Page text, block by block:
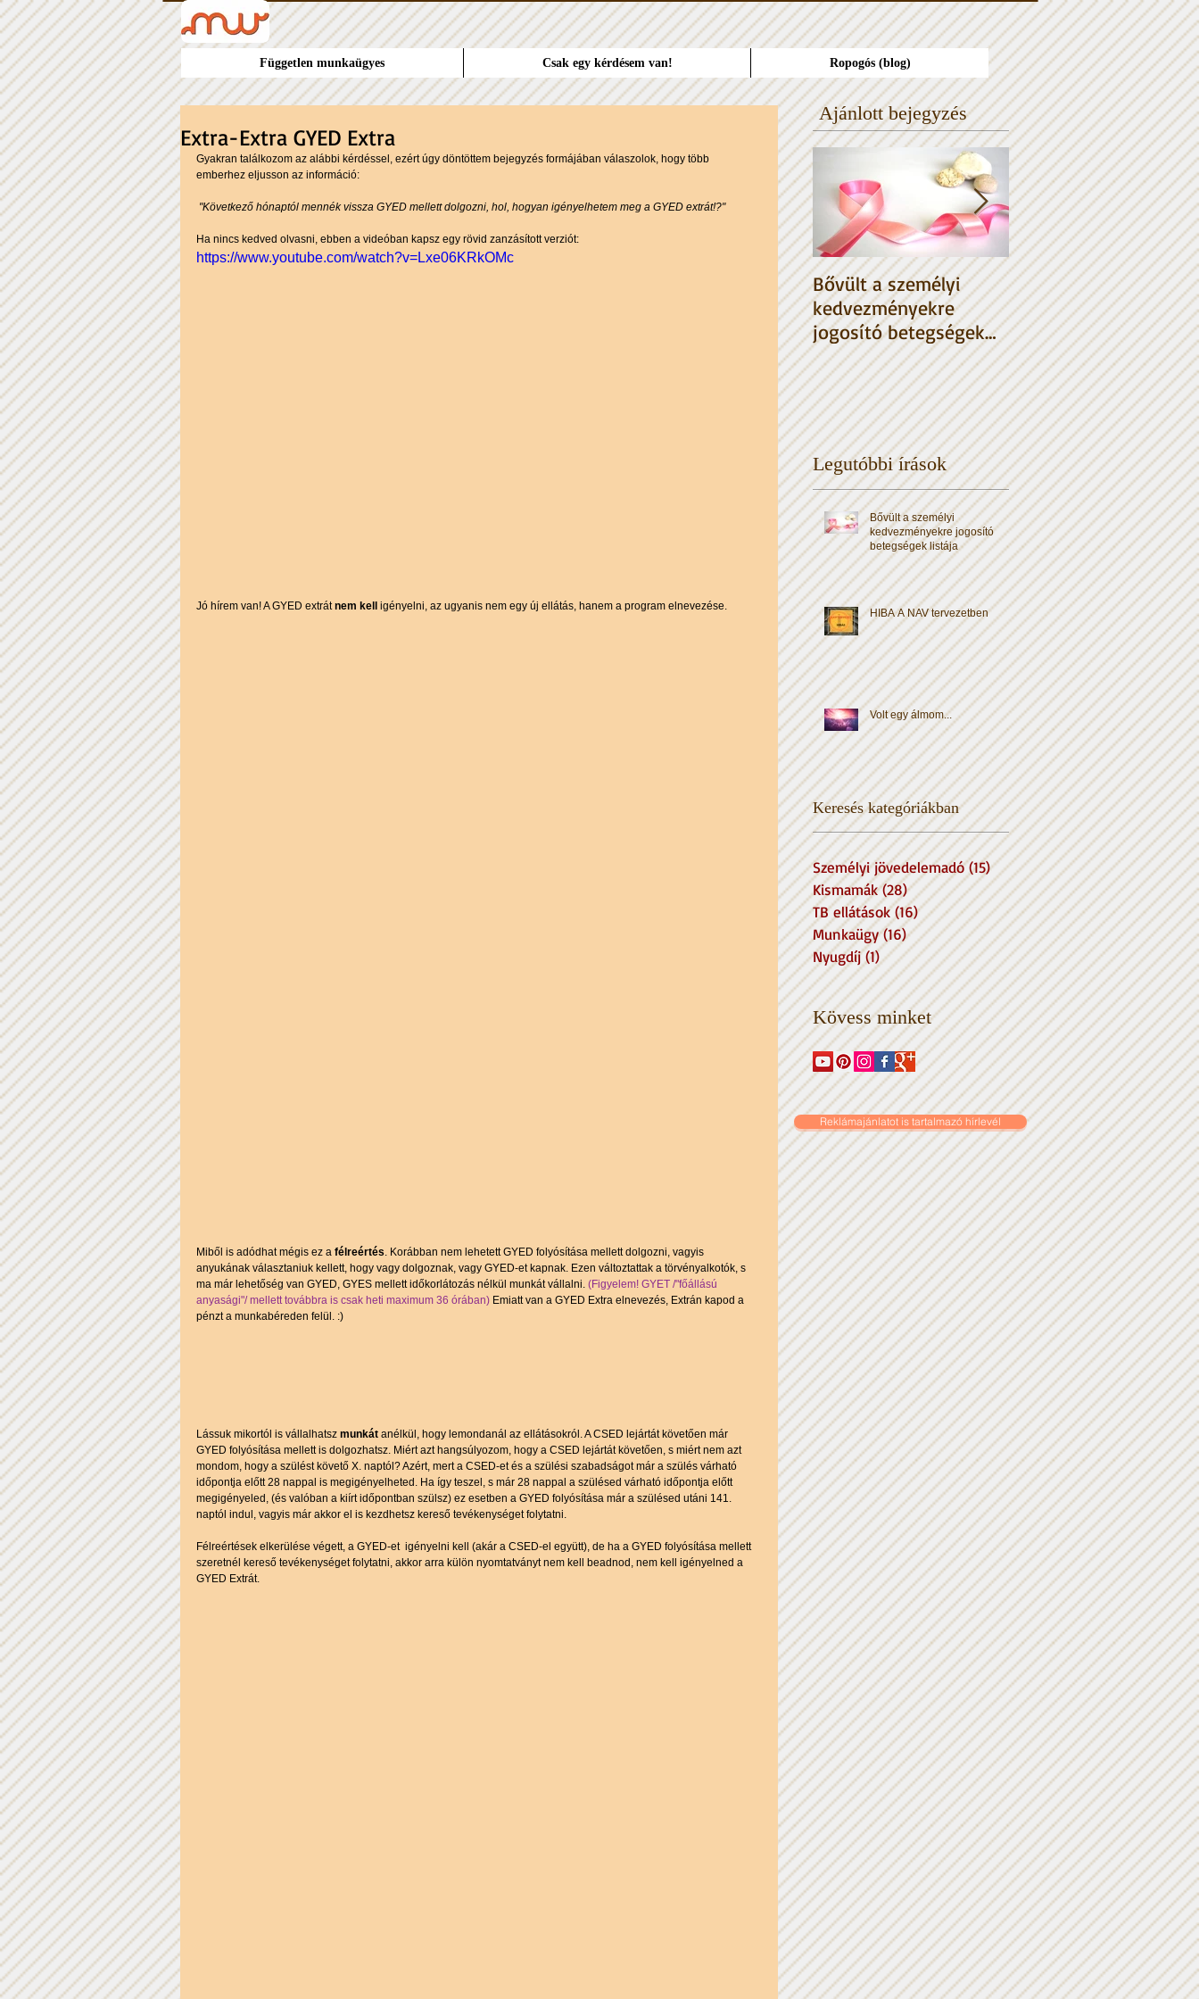
Független munkaügyes Csak egy kérdésem van! Ropogós (blog)
Extra-Extra GYED Extra
Gyakran találkozom az alábbi kérdéssel, ezért úgy döntöttem bejegyzés formájában válaszolok, hogy több
emberhez eljusson az információ:
"Következő hónaptól mennék vissza GYED mellett dolgozni, hol, hogyan igényelhetem meg a GYED extrát!?"
Ha nincs kedved olvasni, ebben a videóban kapsz egy rövid zanzásított verziót:
https://www.youtube.com/watch?v=Lxe06KRkOMc
Jó hírem van! A GYED extrát nem kell igényelni, az ugyanis nem egy új ellátás, hanem a program elnevezése.
Miből is adódhat mégis ez a félreértés . Korábban nem lehetett GYED folyósítása mellett dolgozni, vagyis
anyukának választaniuk kellett, hogy vagy dolgoznak, vagy GYED-et kapnak. Ezen változtattak a törvényalkotók, s
ma már lehetőség van GYED, GYES mellett időkorlátozás nélkül munkát vállalni. (Figyelem! GYET /"főállású
anyasági"/ mellett továbbra is csak heti maximum 36 órában) Emiatt van a GYED Extra elnevezés, Extrán kapod a
pénzt a munkabéreden felül. :)
Lássuk mikortól is vállalhatsz munkát anélkül, hogy lemondanál az ellátásokról. A CSED lejártát követően már
GYED folyósítása mellett is dolgozhatsz. Miért azt hangsúlyozom, hogy a CSED lejártát követően, s miért nem azt
mondom, hogy a szülést követő X. naptól? Azért, mert a CSED-et és a szülési szabadságot már a szülés várható
időpontja előtt 28 nappal is megigényelheted. Ha így teszel, s már 28 nappal a szülésed várható időpontja előtt
megigényeled, (és valóban a kiírt időpontban szülsz) ez esetben a GYED folyósítása már a szülésed utáni 141.
naptól indul, vagyis már akkor el is kezdhetsz kereső tevékenységet folytatni.
Félreértések elkerülése végett, a GYED-et  igényelni kell (akár a CSED-el együtt), de ha a GYED folyósítása mellett
szeretnél kereső tevékenységet folytatni, akkor arra külön nyomtatványt nem kell beadnod, nem kell igényelned a
GYED Extrát.
Ajánlott bejegyzés
Bővült a személyi
kedvezményekre
jogosító betegségek
listája
HIBA A NAV
tervezetben
Legutóbbi írások
Bővült a személyi
kedvezményekre jogosító
betegségek listája
HIBA A NAV tervezetben
Volt egy álmom...
Keresés kategóriákban
Személyi jövedelemadó (15)15 posts
Kismamák (28)28 posts
TB ellátások (16)16 posts
Munkaügy (16)16 posts
Nyugdíj (1)1 post
Kövessminket
Reklámajánlatot is tartalmazó hírlevél